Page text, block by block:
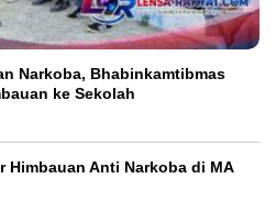
Narkoba, Bhabinkamtibmas
ke Sekolah
Himbauan Anti Narkoba di MA